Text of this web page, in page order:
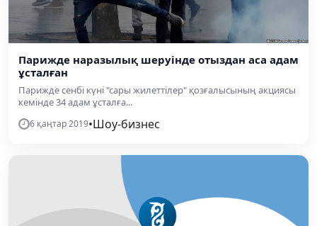
Парижде наразылық шеруінде отыздан аса адам
ұсталған
Парижде сенбі күні "сары жилеттілер" қозғалысының акциясы
кемінде 34 адам ұсталға...
6 қаңтар 2019•Шоу-бизнес